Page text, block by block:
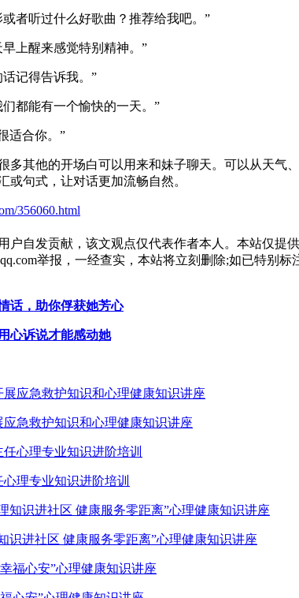
者听过什么好歌曲？推荐给我吧。”
上醒来感觉特别精神。”
记得告诉我。”
都能有一个愉快的一天。”
适合你。”
多其他的开场白可以用来和妹子聊天。可以从天
或句式，让对话更加流畅自然。
356060.html
户自发贡献，该文观点仅代表作者本人。本站仅提
举报，一经查实，本站将立刻删除;如已特别
话，助你俘获她芳心
心诉说才能感动她
急救护知识和心理健康知识讲座
理专业知识进阶培训
识进社区 健康服务零距离”心理健康知识讲座